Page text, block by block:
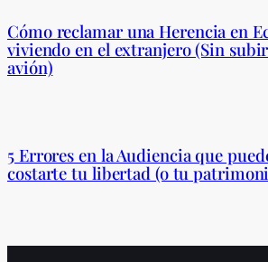
Cómo reclamar una Herencia en
viviendo en el extranjero (Sin
avión)
5 Errores en la Audiencia que
costarte tu libertad (o tu